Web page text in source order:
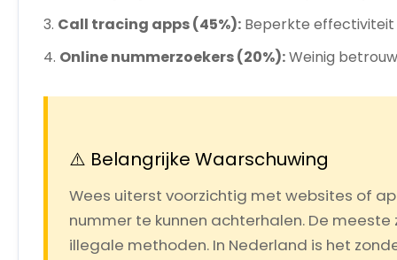
Call tracing apps (45%): Beperkte effectiviteit
Online nummerzoekers (20%):Weinig
⚠️ Belangrijke Waarschuwing
Wees uiterst voorzichtig met websites of
nummer te kunnen achterhalen. De
illegale methoden. In Nederland is het